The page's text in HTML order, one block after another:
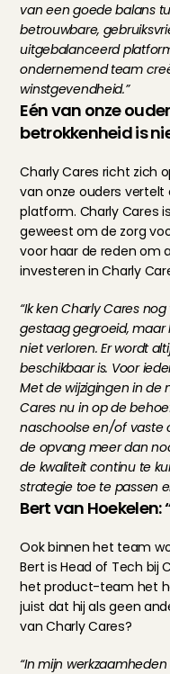
van een goede balans
betrouwbare,
uitgebalanceerd
ondernemend team
winstgevendheid.”
Eén van onze
betrokkenheid is
Charly Cares richt zich
van onze ouders
platform. Charly Cares
geweest om de zorg
voor haar de reden om
investeren in Charly
“Ik ken Charly Cares
gestaag gegroeid,
niet verloren. Er wordt
beschikbaar is. Voor
Met de wijzigingen in de
Cares nu in op de
naschoolse en/of vaste
de opvang meer dan
de kwaliteit continu te
strategie toe te passen
Bert van Hoekelen:
Ook binnen het team
Bert is Head of Tech bij
het product-team het
juist dat hij als geen
van Charly Cares?
“In mijn